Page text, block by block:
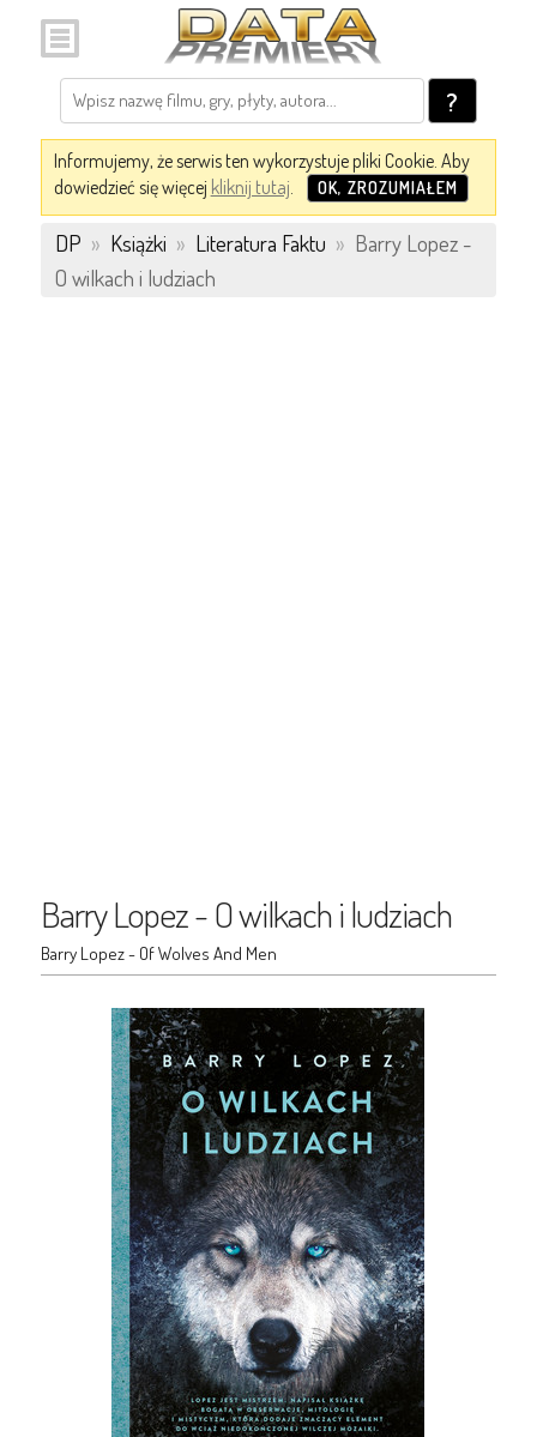
?
Informujemy, że serwis ten wykorzystuje pliki Cookie. Aby
dowiedzieć się więcej kliknij tutaj. OK, ZROZUMIAŁEM
DP » Książki » Literatura Faktu » Barry Lopez -
O wilkach i ludziach
Barry Lopez - O wilkach i ludziach
Barry Lopez - Of Wolves And Men